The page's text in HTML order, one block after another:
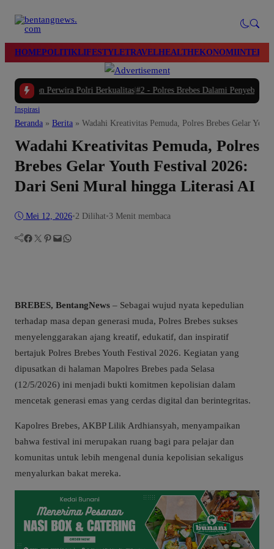
HOMEPOLITIKLIFESTYLETRAVELHEALTHEKONOMI
Polri Berkualitas|#2 -Polres Brebes Dalami Penyebab Kematian Azka
Inspirasi
Beranda » Berita » Wadahi Kreativitas Pemuda, Polres Brebes Gelar
Wadahi Kreativitas Pemuda, Polres
Brebes Gelar Youth Festival 2026:
Dari Seni Mural hingga Literasi AI
Mei 12, 2026•2 Dilihat•3 Menit membaca
Facebook Twitter Pinterest Mail WhatsApp
BREBES, BentangNews – Sebagai wujud nyata kepedulian
terhadap masa depan generasi muda, Polres Brebes sukses
menyelenggarakan ajang kreatif, edukatif, dan inspiratif
bertajuk Polres Brebes Youth Festival 2026. Kegiatan yang
dipusatkan di halaman Mapolres Brebes pada Selasa
(12/5/2026) ini menjadi bukti komitmen kepolisian dalam
mencetak generasi emas yang cerdas digital dan berintegritas.
Kapolres Brebes, AKBP Lilik Ardhiansyah, menyampaikan
bahwa festival ini merupakan ruang bagi para pelajar dan
komunitas untuk lebih mengenal dunia kepolisian sekaligus
menyalurkan bakat mereka.